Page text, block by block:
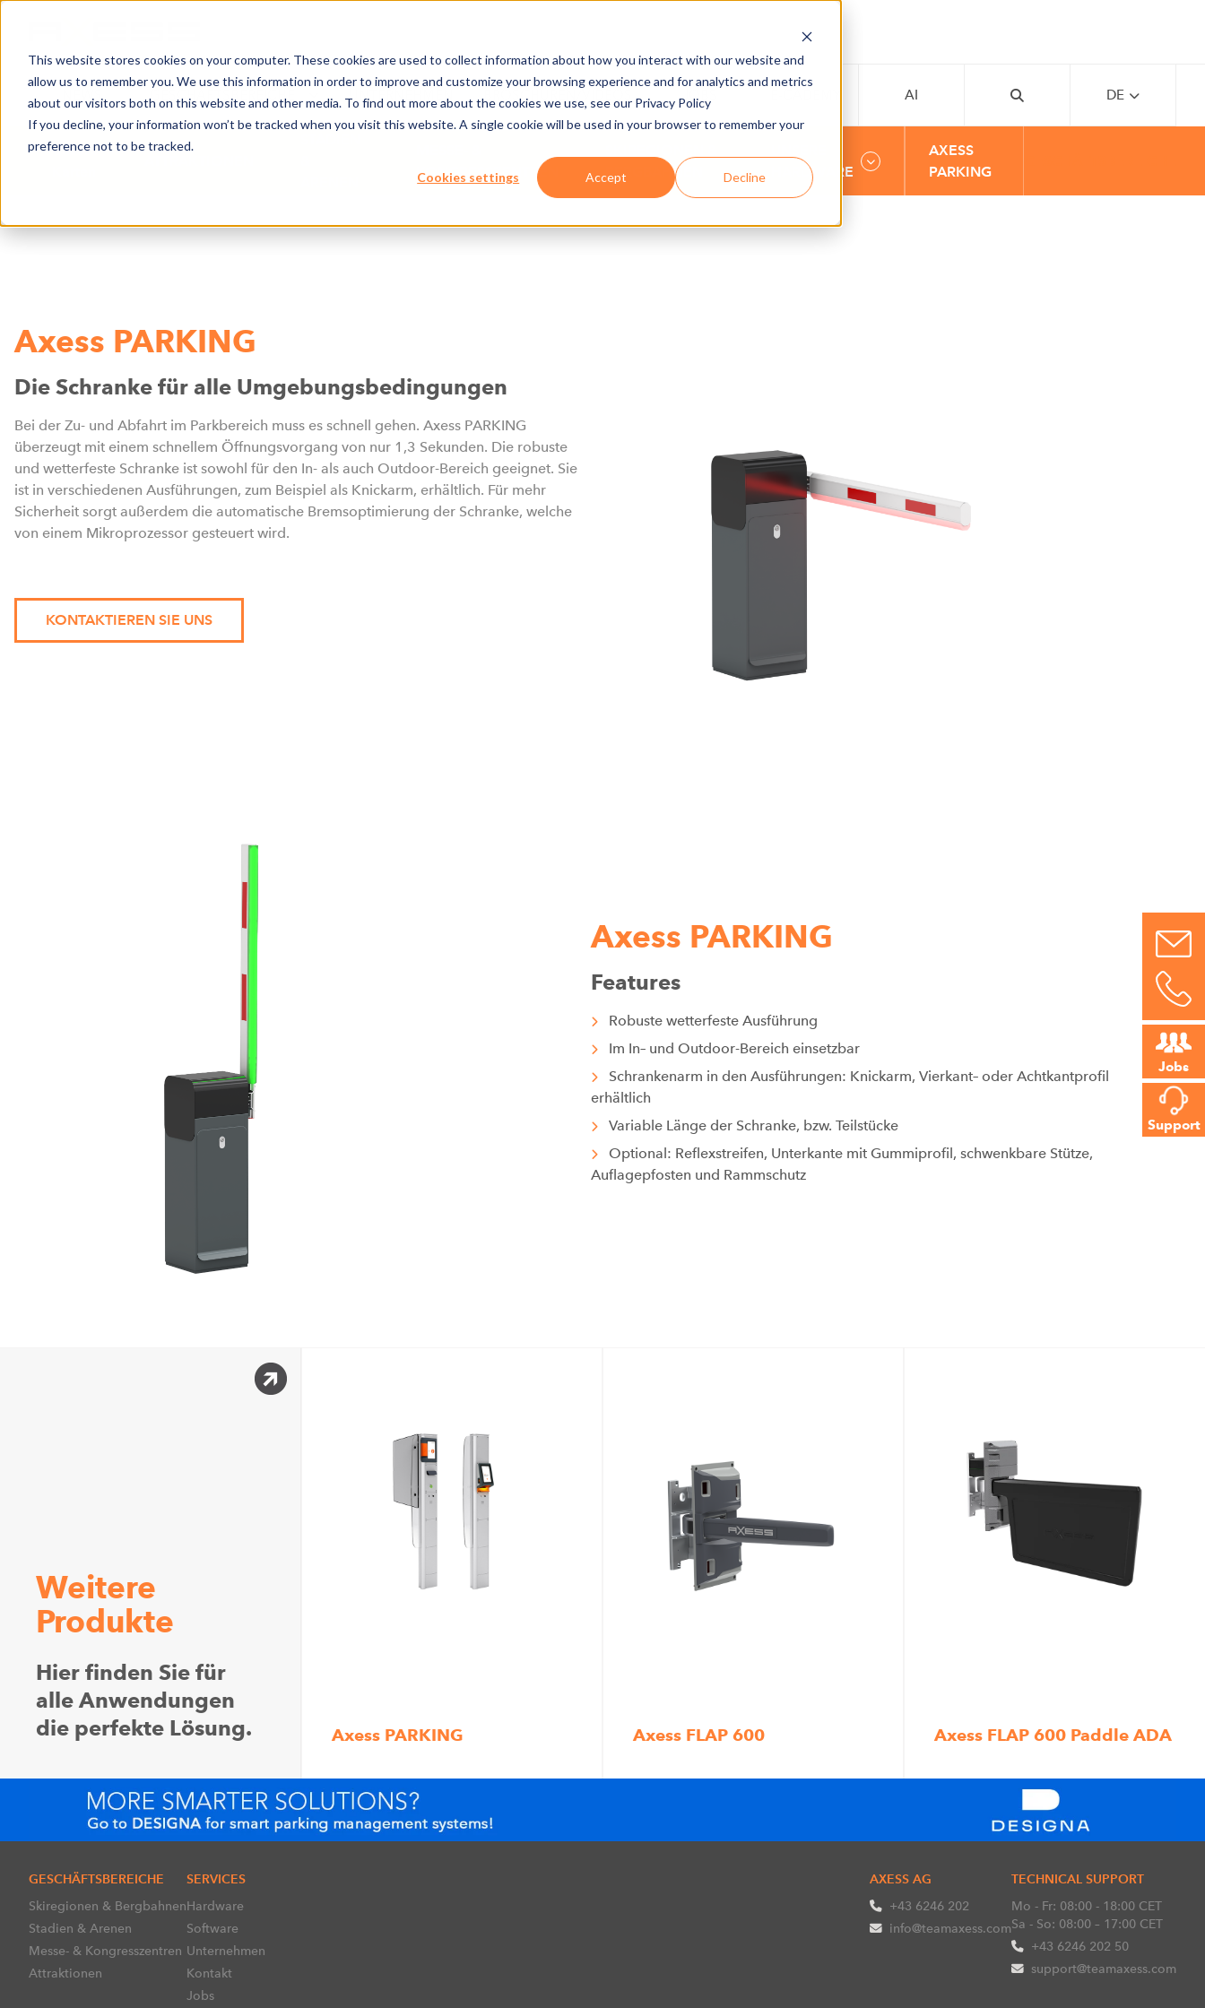
This website stores cookies on your computer. These cookies are used to collect information about how you interact with our website and
allow us to remember you. We use this information in order to improve and customize your browsing experience and for analytics and metrics
about our visitors both on this website and other media. To find out more about the cookies we use, see our Privacy Policy
If you decline, your information won’t be tracked when you visit this website. A single cookie will be used in your browser to remember your
preference not to be tracked.
Cookies settings Accept Decline
NEWS GESCHÄFTSBEREICHE UNTERNEHMEN BROSCHÜREN/VIDEOS JOBS AI DE
Jobs
Support
AXESS
PARKING
HARDWARE
BERGBAHNEN
KONGRESSZENTREN
Unsere
Axess PARKING
Die Schranke für alle Umgebungsbedingungen
Bei der Zu- und Abfahrt im Parkbereich muss es schnell gehen. Axess PARKING
überzeugt mit einem schnellem Öffnungsvorgang von nur 1,3 Sekunden. Die robuste
und wetterfeste Schranke ist sowohl für den In- als auch Outdoor-Bereich geeignet. Sie
ist in verschiedenen Ausführungen, zum Beispiel als Knickarm, erhältlich. Für mehr
Sicherheit sorgt außerdem die automatische Bremsoptimierung der Schranke, welche
von einem Mikroprozessor gesteuert wird.
KONTAKTIEREN SIE UNS
Axess PARKING
Features
Robuste wetterfeste Ausführung
Im In– und Outdoor-Bereich einsetzbar
Schrankenarm in den Ausführungen: Knickarm, Vierkant– oder Achtkantprofil
erhältlich
Variable Länge der Schranke, bzw. Teilstücke
Optional: Reflexstreifen, Unterkante mit Gummiprofil, schwenkbare Stütze,
Auflagepfosten und Rammschutz
Weitere
Produkte
Hier finden Sie für
alle Anwendungen
die perfekte Lösung.
Axess PARKING Axess FLAP 600 Axess FLAP 600 Paddle ADA
GESCHÄFTSBEREICHE
Skiregionen & Bergbahnen
Stadien & Arenen
Messe- & Kongresszentren
Attraktionen
SERVICES
Hardware
Software
Unternehmen
Kontakt
Jobs
AXESS AG
+43 6246 202
info@teamaxess.com
TECHNICAL SUPPORT
Mo - Fr: 08:00 - 18:00 CET
Sa - So: 08:00 – 17:00 CET
+43 6246 202 50
support@teamaxess.com